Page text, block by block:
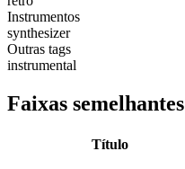
Instrumentos
synthesizer
Outras tags
instrumental
Faixas semelhantes
Título